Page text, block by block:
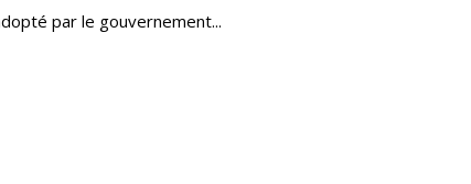
par le gouvernement...